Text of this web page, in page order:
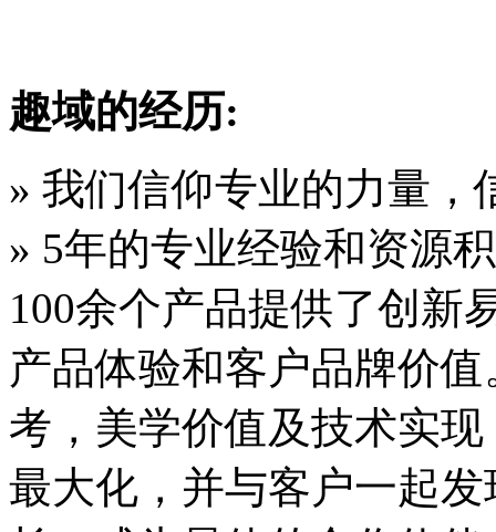
趣域的经历:
» 我们信仰专业的力量，
» 5年的专业经验和资源
100余个产品提供了创新
产品体验和客户品牌价
考，美学价值及技术实
最大化，并与客户一起